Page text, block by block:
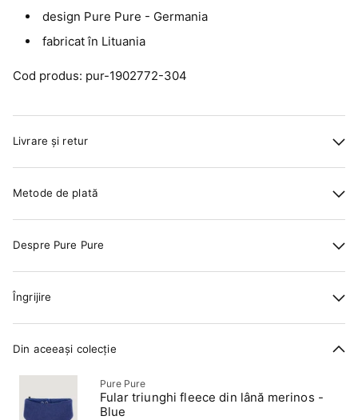
design Pure Pure - Germania
fabricat în Lituania
Cod produs: pur-1902772-304
Livrare și retur
Metode de plată
Despre Pure Pure
Îngrijire
Din aceeași colecție
Pure Pure
Fular triunghi fleece din lână merinos -
Blue